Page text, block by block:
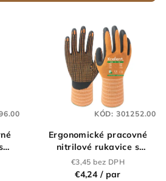
Ergonomické pracovné
nitrilové rukavice s
terčíkmi XCELLENT 3006
€3,45 bez DPH
€4,24 / par
KÓD: 301252.00